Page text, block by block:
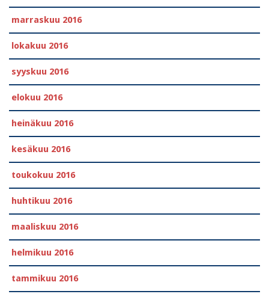
marraskuu 2016
lokakuu 2016
syyskuu 2016
elokuu 2016
heinäkuu 2016
kesäkuu 2016
toukokuu 2016
huhtikuu 2016
maaliskuu 2016
helmikuu 2016
tammikuu 2016